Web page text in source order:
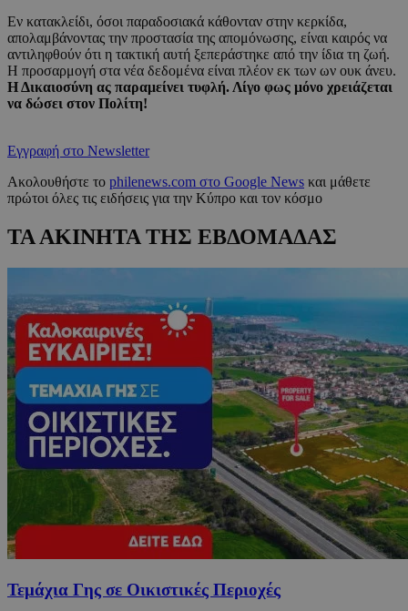
Εν κατακλείδι, όσοι παραδοσιακά κάθονταν στην κερκίδα,
απολαμβάνοντας την προστασία της απομόνωσης, είναι καιρός να
αντιληφθούν ότι η τακτική αυτή ξεπεράστηκε από την ίδια τη ζωή.
Η προσαρμογή στα νέα δεδομένα είναι πλέον εκ των ων ουκ άνευ.
Η Δικαιοσύνη ας παραμείνει τυφλή. Λίγο φως μόνο χρειάζεται
να δώσει στον Πολίτη!
Εγγραφή στο Newsletter
Ακολουθήστε το philenews.com στο Google News και μάθετε
πρώτοι όλες τις ειδήσεις για την Κύπρο και τον κόσμο
ΤΑ ΑΚΙΝΗΤΑ ΤΗΣ ΕΒΔΟΜΑΔΑΣ
Τεμάχια Γης σε Οικιστικές Περιοχές